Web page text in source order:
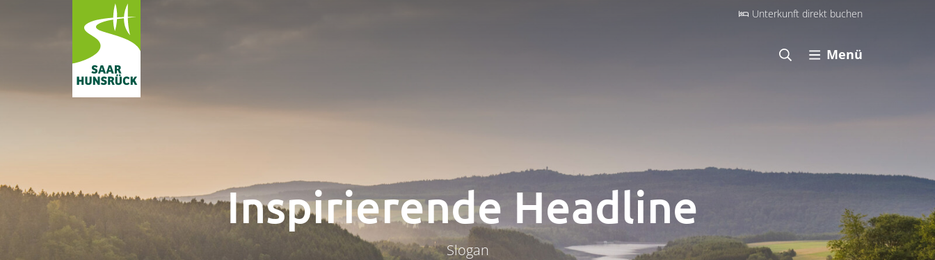
Zum Hauptinhalt springen
Unterkunft direkt buchen
Menü
Subnavigation umschalten
Subnavigation umschalten
Inspirierende Headline
Slogan